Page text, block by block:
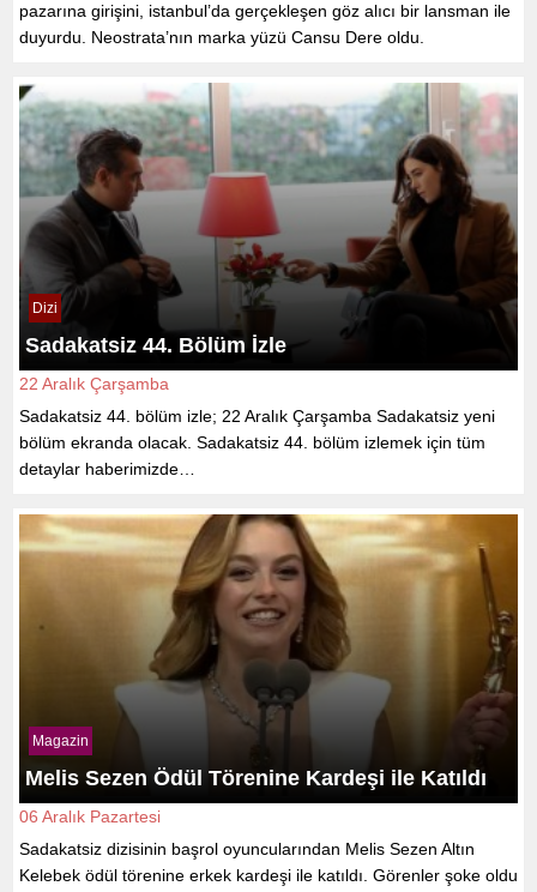
pazarına girişini, istanbul’da gerçekleşen göz alıcı bir lansman ile
duyurdu. Neostrata’nın marka yüzü Cansu Dere oldu.
Dizi
Sadakatsiz 44. Bölüm İzle
22 Aralık Çarşamba
Sadakatsiz 44. bölüm izle; 22 Aralık Çarşamba Sadakatsiz yeni
bölüm ekranda olacak. Sadakatsiz 44. bölüm izlemek için tüm
detaylar haberimizde…
Magazin
Melis Sezen Ödül Törenine Kardeşi ile Katıldı
06 Aralık Pazartesi
Sadakatsiz dizisinin başrol oyuncularından Melis Sezen Altın
Kelebek ödül törenine erkek kardeşi ile katıldı. Görenler şoke oldu